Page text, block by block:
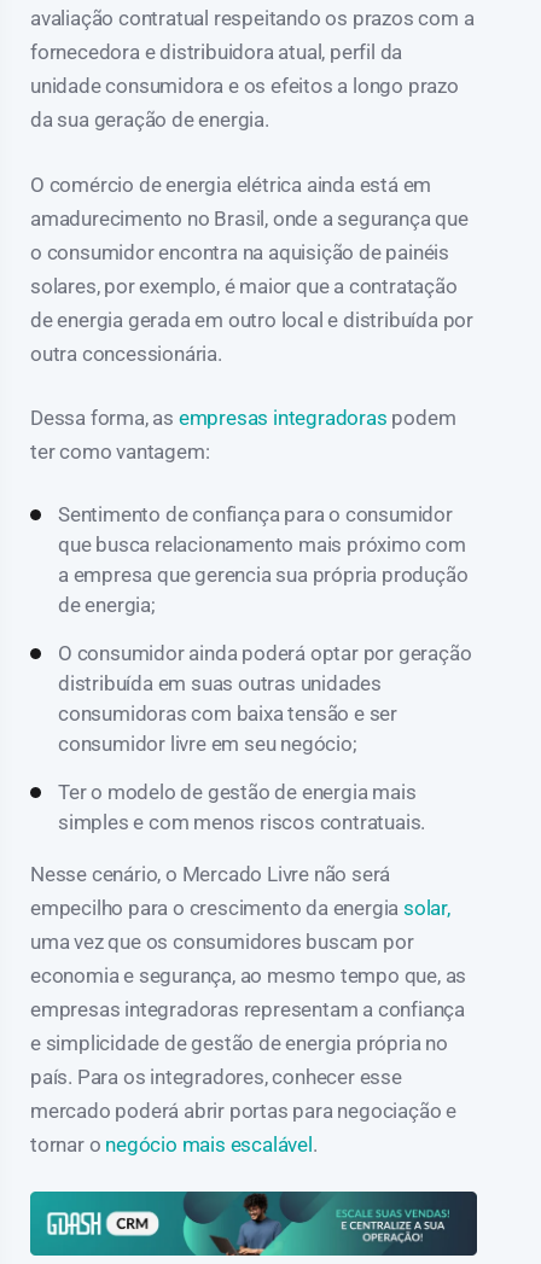
avaliação contratual respeitando os prazos com a
fornecedora e distribuidora atual, perfil da
unidade consumidora e os efeitos a longo prazo
da sua geração de energia.
O comércio de energia elétrica ainda está em
amadurecimento no Brasil, onde a segurança que
o consumidor encontra na aquisição de painéis
solares, por exemplo, é maior que a contratação
de energia gerada em outro local e distribuída por
outra concessionária.
Dessa forma, as empresas integradoras podem
ter como vantagem:
Sentimento de confiança para o consumidor
que busca relacionamento mais próximo com
a empresa que gerencia sua própria produção
de energia;
O consumidor ainda poderá optar por geração
distribuída em suas outras unidades
consumidoras com baixa tensão e ser
consumidor livre em seu negócio;
Ter o modelo de gestão de energia mais
simples e com menos riscos contratuais.
Nesse cenário, o Mercado Livre não será
empecilho para o crescimento da energia solar,
uma vez que os consumidores buscam por
economia e segurança, ao mesmo tempo que, as
empresas integradoras representam a confiança
e simplicidade de gestão de energia própria no
país. Para os integradores, conhecer esse
mercado poderá abrir portas para negociação e
tornar o negócio mais escalável.